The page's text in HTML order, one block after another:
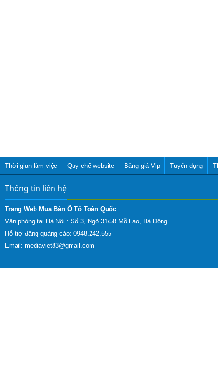
Thời gian làm việc Quy chế website Bảng giá Vip Tuyển dụng
Thông tin liên hệ
Trang Web Mua Bán Ô Tô Toàn Quốc
Văn phòng tại Hà Nội : Số 3, Ngõ 31/58 Mỗ Lao, Hà Đông
Hỗ trợ đăng quảng cáo: 0948.242.555
Email: mediaviet83@gmail.com